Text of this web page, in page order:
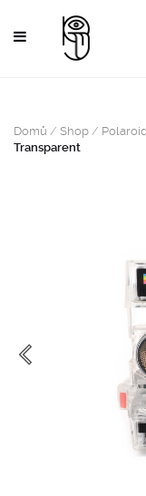
Domů / Shop /
Transparent